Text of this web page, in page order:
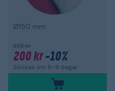
Ø150 mm
223 kr
200 kr-10%
Skickas om 6-9 dagar